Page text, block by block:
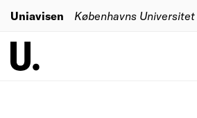
Uniavisen Københavns Universitet